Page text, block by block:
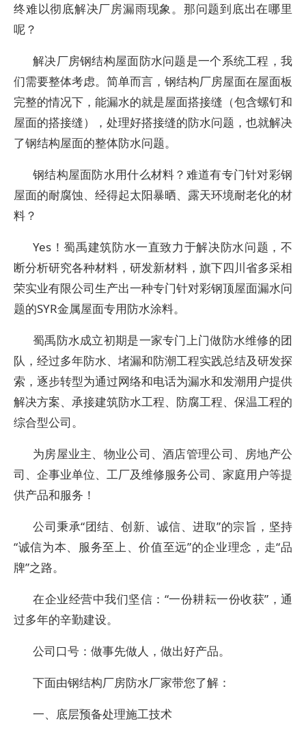
终难以彻底解决厂房漏雨现象。那问题到底出在哪里
呢？
解决厂房钢结构屋面防水问题是一个系统工程，我
们需要整体考虑。简单而言，钢结构厂房屋面在屋面板
完整的情况下，能漏水的就是屋面搭接缝（包含螺钉和
屋面的搭接缝），处理好搭接缝的防水问题，也就解决
了钢结构屋面的整体防水问题。
钢结构屋面防水用什么材料？难道有专门针对彩钢
屋面的耐腐蚀、经得起太阳暴晒、露天环境耐老化的材
料？
Yes！蜀禹建筑防水一直致力于解决防水问题，不
断分析研究各种材料，研发新材料，旗下四川省多采相
荣实业有限公司生产出一种专门针对彩钢顶屋面漏水问
题的SYR金属屋面专用防水涂料。
蜀禹防水成立初期是一家专门上门做防水维修的团
队，经过多年防水、堵漏和防潮工程实践总结及研发探
索，逐步转型为通过网络和电话为漏水和发潮用户提供
解决方案、承接建筑防水工程、防腐工程、保温工程的
综合型公司。
为房屋业主、物业公司、酒店管理公司、房地产公
司、企事业单位、工厂及维修服务公司、家庭用户等提
供产品和服务！
公司秉承“团结、创新、诚信、进取”的宗旨，坚持
“诚信为本、服务至上、价值至远”的企业理念，走“品
牌”之路。
在企业经营中我们坚信：“一份耕耘一份收获”，通
过多年的辛勤建设。
公司口号：做事先做人，做出好产品。
下面由钢结构厂房防水厂家带您了解：
一、底层预备处理施工技术